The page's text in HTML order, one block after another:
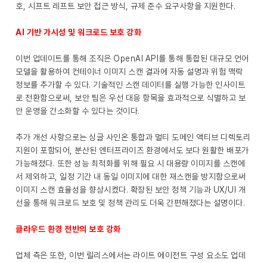
호, 시프트 레프트 보안 접근 방식, 규제 준수 요구사항을 지원한다.
AI 기반 가시성 및 워크로드 보호 강화
이번 업데이트를 통해 조직은 OpenAI API를 통해 통합된 대규모 언어
모델을 활용하여 컨테이너 이미지 스캔 결과에 자동 설명과 위험 맥락
정보를 추가할 수 있다. 기술적인 스캔 데이터를 실행 가능한 인사이트
로 전환함으로써, 보안 팀은 우선 대응 항목을 효과적으로 식별하고 보
안 운영을 간소화할 수 있다는 것이다.
추가 개선 사항으로는 싱글 사인온 통합과 멀티 도메인 액티브 디렉토리
지원이 포함되어, 분산된 엔터프라이즈 환경에서도 보다 원활한 배포가
가능해졌다. 또한 성능 최적화를 위해 필요 시 대용량 이미지를 스캔에
서 제외하고, 일정 기간 내 동일 이미지에 대한 재스캔을 방지함으로써
이미지 스캔 효율성을 향상시켰다. 확장된 보안 정책 기능과 UX/UI 개
선을 통해 워크로드 보호 및 정책 관리도 더욱 간편해졌다는 설명이다.
클라우드 환경 전반의 보호 강화
업체 측은 또한, 이번 릴리스에서는 라이트 에이전트 구성 요소도 업데